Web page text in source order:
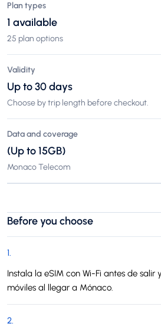
Plan types
1 available
25 plan options
Validity
Up to 30 days
Choose by trip length before checkout.
Data and coverage
(Up to 15GB)
Monaco Telecom
Before you choose
1.
Instala la eSIM con Wi-Fi antes de
móviles al llegar a Mónaco.
2.